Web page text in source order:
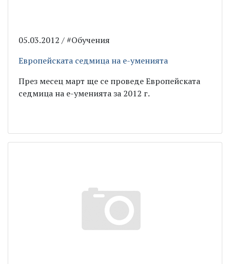
05.03.2012 / #Обучения
Европейската седмица на е-уменията
През месец март ще се проведе Европейската
седмица на е-уменията за 2012 г.